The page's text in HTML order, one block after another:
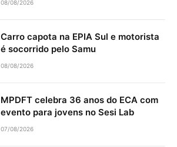
08/08/2026
Carro capota na EPIA Sul e motorista
é socorrido pelo Samu
08/08/2026
MPDFT celebra 36 anos do ECA com
evento para jovens no Sesi Lab
07/08/2026